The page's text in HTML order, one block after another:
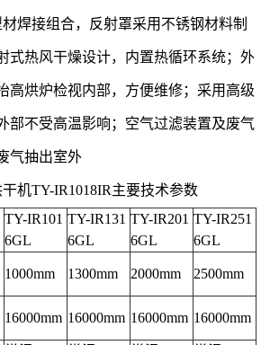
焊接组合，反射罩采用不锈钢材料制
式热风干燥设计，内置热循环系统；外
高烘炉检视内部，方便维修；采用高级
部不受高温影响；空气过滤装置及废气
气抽出室外
机TY-IR1018IR主要技术参数
TY-IR101
6GL
TY-IR131
6GL
TY-IR201
6GL
TY-IR251
6GL
1000mm 1300mm 2000mm 2500mm
16000mm 16000mm 16000mm 16000mm